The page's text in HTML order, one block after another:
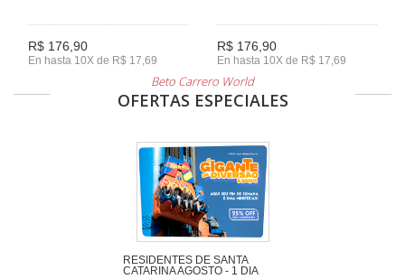
R$ 176,90
En hasta 10X de R$ 17,69
R$ 176,90
En hasta 10X de R$ 17,69
Beto Carrero World
OFERTAS ESPECIALES
RESIDENTES DE SANTA
CATARINA AGOSTO - 1 DIA